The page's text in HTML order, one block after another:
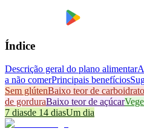
Índice
Descrição geral do plano alimentar
a não comerPrincipais benefícios
Sem glútenBaixo teor de
de gorduraBaixo teor de açúcar
7 diasde 14 diasUm dia